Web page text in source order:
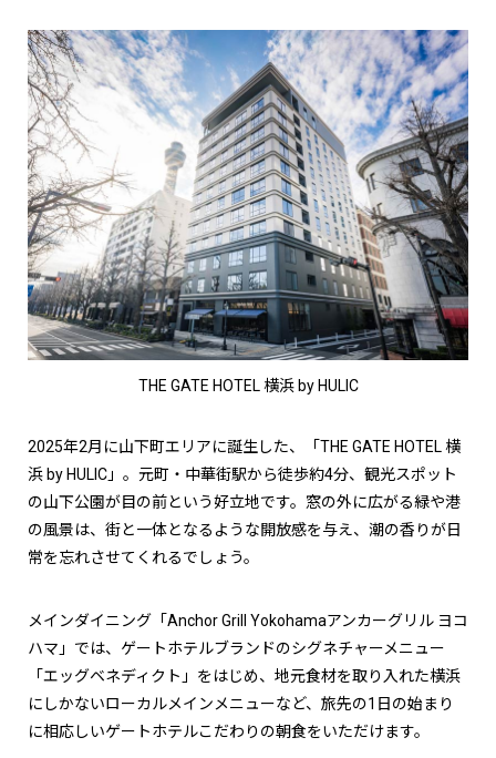
THE GATE HOTEL 横浜 by HULIC
2025年2月に山下町エリアに誕生した、「THE GATE HOTEL 横
浜 by HULIC」。元町・中華街駅から徒歩約4分、観光スポット
の山下公園が目の前という好立地です。窓の外に広がる緑や港
の風景は、街と一体となるような開放感を与え、潮の香りが日
常を忘れさせてくれるでしょう。
メインダイニング「Anchor Grill Yokohamaアンカーグリル ヨコ
ハマ」では、ゲートホテルブランドのシグネチャーメニュー
「エッグベネディクト」をはじめ、地元食材を取り入れた横浜
にしかないローカルメインメニューなど、旅先の1日の始まり
に相応しいゲートホテルこだわりの朝食をいただけます。